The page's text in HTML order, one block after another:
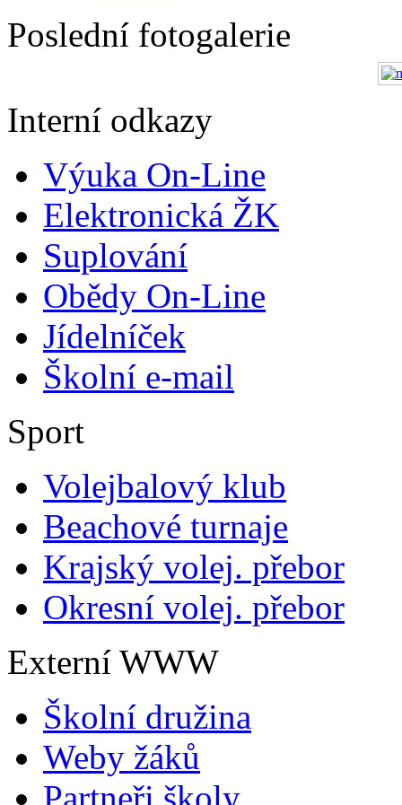
Poslední fotogalerie
Interní odkazy
Výuka On-Line
Elektronická ŽK
Suplování
Obědy On-Line
Jídelníček
Školní e-mail
Sport
Volejbalový klub
Beachové turnaje
Krajský volej. přebor
Okresní volej. přebor
Externí WWW
Školní družina
Weby žáků
Partneři školy